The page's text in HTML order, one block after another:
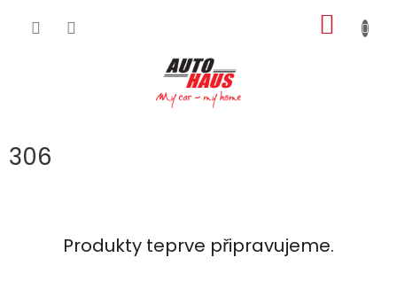
KOŠÍK
306
Produkty teprve připravujeme.